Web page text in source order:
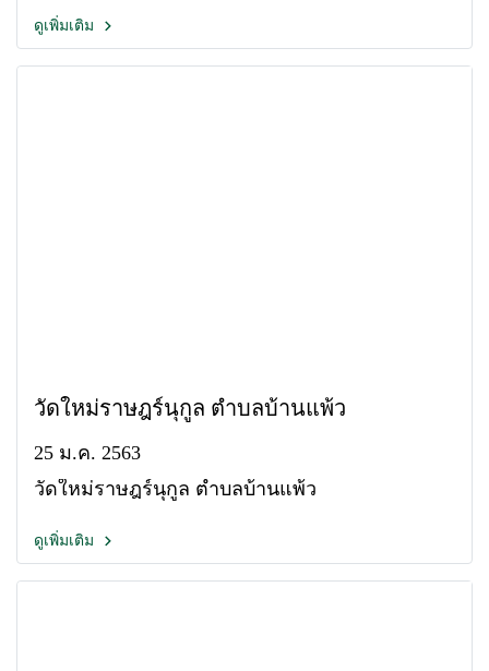
ดูเพิ่มเติม
วัดใหม่ราษฎร์นุกูล ตำบลบ้านแพ้ว
25 ม.ค. 2563
วัดใหม่ราษฎร์นุกูล ตำบลบ้านแพ้ว
ดูเพิ่มเติม